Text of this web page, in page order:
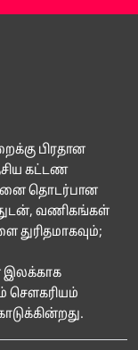
பிரதான
கட்டண
தொடர்பான
வணிகங்கள்
துரிதமாகவும்;
இலக்காக
சௌகரியம்